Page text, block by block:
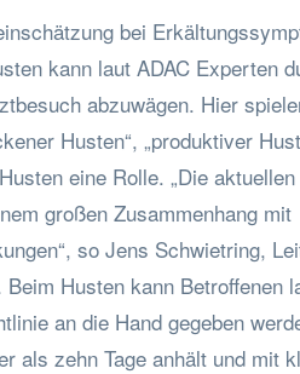
bei
kann laut ADAC Experten
abzuwägen. Hier
Husten“, „produktiver
eine Rolle. „Die
großen Zusammenhang mit
so Jens Schwietring,
Beim Husten kann Betroffenen
an die Hand gegeben
als zehn Tage anhält und mit